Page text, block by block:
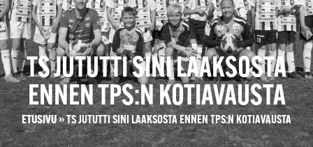
TS JUTUTTI SINI LAAKSOSTA
ENNEN TPS:N KOTIAVAUSTA
ETUSIVU»TS JUTUTTI SINI LAAKSOSTA ENNEN TPS:N KOTIAVAUSTA